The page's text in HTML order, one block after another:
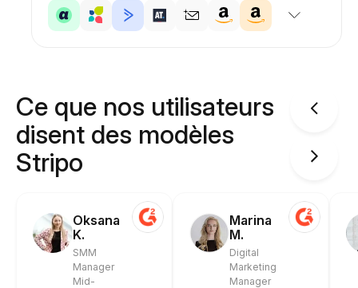
Ce que nos utilisateurs
disent des modèles
Stripo
Oksana
K.
SMM
Manager
Mid-
Marina
M.
Digital
Marketing
Manager